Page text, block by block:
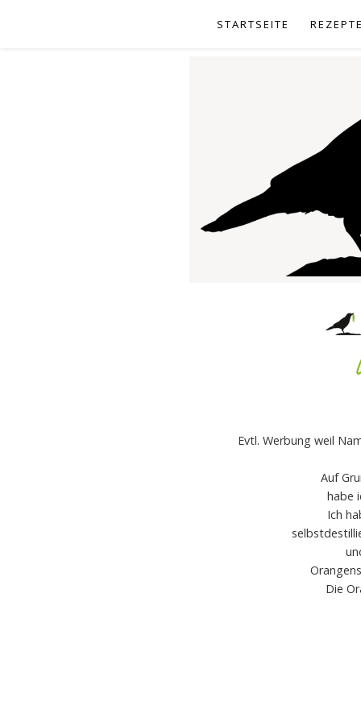
STARTSEITE
Evtl. Werbung weil
Auf
habe
Ich
Die